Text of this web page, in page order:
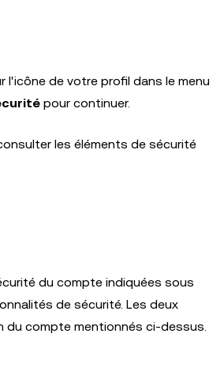
de votre profil dans le menu
pour continuer.
les éléments de sécurité
du compte indiquées sous
de sécurité. Les deux
du compte mentionnés ci-dessus.